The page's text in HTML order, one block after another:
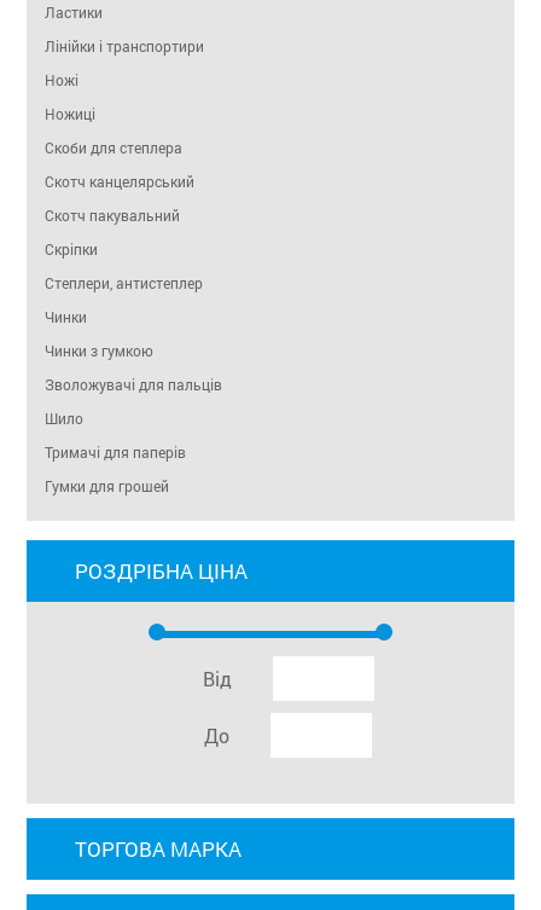
Ластики
Лінійки і транспортири
Ножі
Ножиці
Скоби для степлера
Скотч канцелярський
Скотч пакувальний
Скріпки
Степлери, антистеплер
Чинки
Чинки з гумкою
Зволожувачі для пальців
Шило
Тримачі для паперів
Гумки для грошей
РОЗДРІБНА ЦІНА
Від
До
ТОРГОВА МАРКА